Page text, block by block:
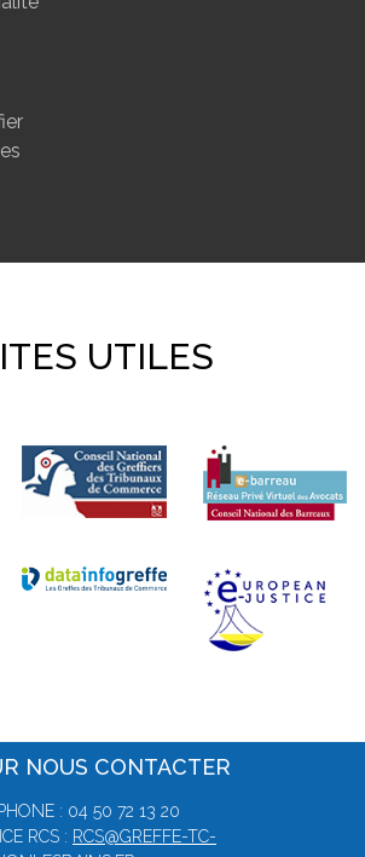
UTILES
NOUS CONTACTER
: 04 50 72 13 20
RCS : RCS@GREFFE-TC-